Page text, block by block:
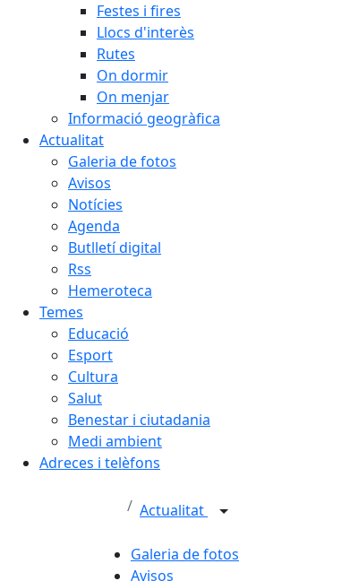
Festes i fires
Llocs d'interès
Rutes
On dormir
On menjar
Informació geogràfica
Actualitat
Galeria de fotos
Avisos
Notícies
Agenda
Butlletí digital
Rss
Hemeroteca
Temes
Educació
Esport
Cultura
Salut
Benestar i ciutadania
Medi ambient
Adreces i telèfons
Actualitat
Galeria de fotos
Avisos